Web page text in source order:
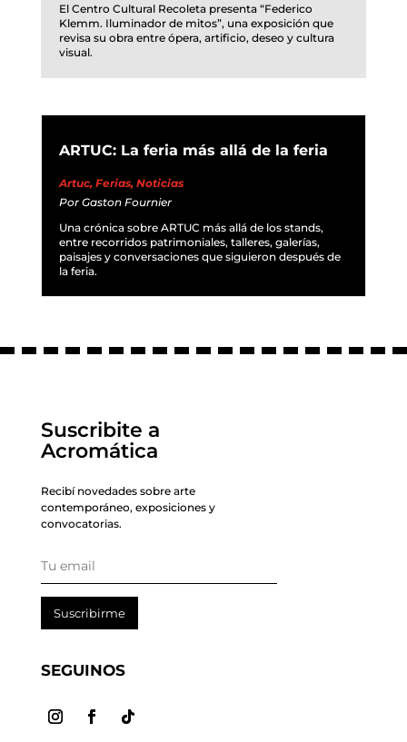
El Centro Cultural Recoleta presenta “Federico
Klemm. Iluminador de mitos”, una exposición que
revisa su obra entre ópera, artificio, deseo y cultura
visual.
ARTUC: La feria más allá de la feria
Artuc, Ferias, Noticias
Por Gaston Fournier
Una crónica sobre ARTUC más allá de los stands,
entre recorridos patrimoniales, talleres, galerías,
paisajes y conversaciones que siguieron después de
la feria.
Suscribite a
Acromática
Recibí novedades sobre arte
contemporáneo, exposiciones y
convocatorias.
Suscribirme
SEGUINOS